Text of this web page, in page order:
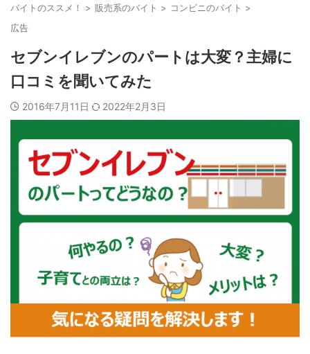
バイトのススメ！ > 販売系のバイト > コンビニのバイト >
広告
セブンイレブンのパートは大変？主婦に
口コミを聞いてみた
2016年7月11日 2022年2月3日